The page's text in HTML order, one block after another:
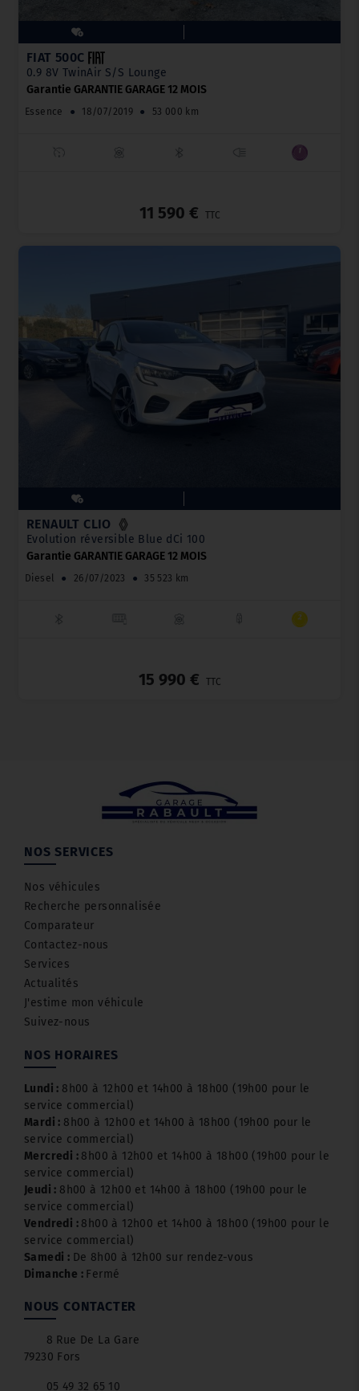
FIAT 500C
0.9 8V TwinAir S/S Lounge
Garantie GARANTIE GARAGE 12 MOIS
Essence ● 18/07/2019 ● 53 000 km
11 590 € TTC
RENAULT CLIO
Evolution réversible Blue dCi 100
Garantie GARANTIE GARAGE 12 MOIS
Diesel ● 26/07/2023 ● 35 523 km
15 990 € TTC
NOS SERVICES
Nos véhicules
Recherche personnalisée
Comparateur
Contactez-nous
Services
Actualités
J'estime mon véhicule
Suivez-nous
NOS HORAIRES
Lundi : 8h00 à 12h00 et 14h00 à 18h00 (19h00 pour le
service commercial)
Mardi : 8h00 à 12h00 et 14h00 à 18h00 (19h00 pour le
service commercial)
Mercredi : 8h00 à 12h00 et 14h00 à 18h00 (19h00 pour le
service commercial)
Jeudi : 8h00 à 12h00 et 14h00 à 18h00 (19h00 pour le
service commercial)
Vendredi : 8h00 à 12h00 et 14h00 à 18h00 (19h00 pour le
service commercial)
Samedi : De 8h00 à 12h00 sur rendez-vous
Dimanche : Fermé
NOUS CONTACTER
8 Rue De La Gare
79230 Fors
05 49 32 65 10